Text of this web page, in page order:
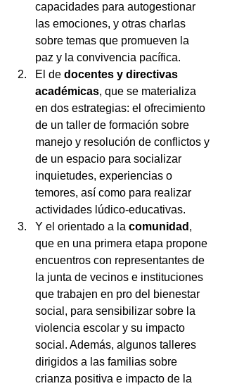
capacidades para autogestionar
las emociones, y otras charlas
sobre temas que promueven la
paz y la convivencia pacífica.
El de docentes y directivas
académicas, que se materializa
en dos estrategias: el ofrecimiento
de un taller de formación sobre
manejo y resolución de conflictos y
de un espacio para socializar
inquietudes, experiencias o
temores, así como para realizar
actividades lúdico-educativas.
Y el orientado a la comunidad ,
que en una primera etapa propone
encuentros con representantes de
la junta de vecinos e instituciones
que trabajen en pro del bienestar
social, para sensibilizar sobre la
violencia escolar y su impacto
social. Además, algunos talleres
dirigidos a las familias sobre
crianza positiva e impacto de la